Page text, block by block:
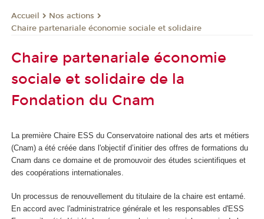
Accueil
Nos actions
Chaire partenariale économie sociale et solidaire
Chaire partenariale économie
sociale et solidaire de la
Fondation du Cnam
La première Chaire ESS du Conservatoire national des arts et métiers
(Cnam) a été créée dans l'objectif d’initier des offres de formations du
Cnam dans ce domaine et de promouvoir des études scientifiques et
des coopérations internationales.
Un processus de renouvellement du titulaire de la chaire est entamé.
En accord avec l'administratrice générale et les responsables d'ESS